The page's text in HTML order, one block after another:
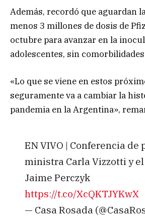
Además, recordó que aguardan
menos 3 millones de dosis de
octubre para avanzar en la
adolescentes, sin
«Lo que se viene en estos
seguramente va a cambiar la
pandemia en la Argentina»,
EN VIVO | Conferencia de
ministra Carla Vizzotti y
Jaime Perczyk
https://t.co/XcQKTJYKwX
— Casa Rosada